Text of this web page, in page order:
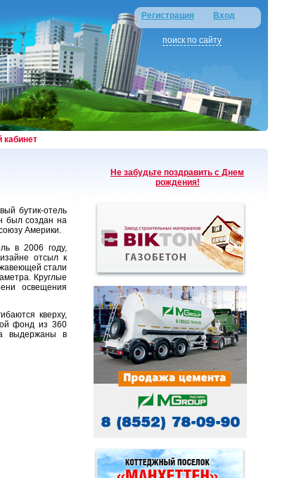
Регистрация Вход
поиск по сайту
кабинет
бутик-отель
был создан на
Америки.
в 2006 году,
отсыл к
стали
Круглые
освещения
кверху,
фонд из 360
выдержаны в
Не забудьте поздравить с Днем
рождения!